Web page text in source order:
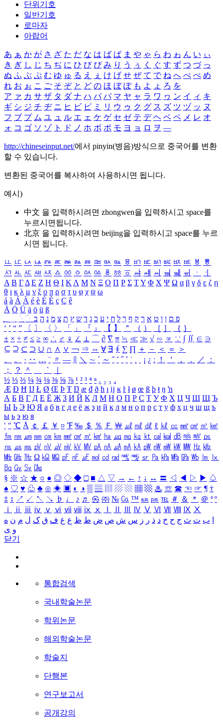
단위기호
일반기호
로마자
아랍어
あ ぁ か が さ ざ た だ な は ば ぱ ま や ゃ ら わ ゎ ん い ぃ
き ぎ し じ ち ぢ に ひ び ぴ み り う ぅ く ぐ す ず つ づ っ
ぬ ふ ぶ ぷ む ゆ ゅ る え ぇ け げ せ ぜ て で ね へ べ ぺ め
れ お ぉ こ ご そ ぞ と ど の ほ ぼ ぽ も よ ょ ろ を
ア ァ カ サ ザ タ ダ ナ ハ バ パ マ ヤ ャ ラ ワ ヮ ン イ ィ キ
ギ シ ジ チ ヂ ニ ヒ ビ ピ ミ リ ウ ゥ ク グ ス ズ ツ ヅ ッ ヌ
フ ブ プ ム ユ ュ ル エ ェ ケ ゲ セ ゼ テ デ ヘ ベ ペ メ レ オ
ォ コ ゴ ソ ゾ ト ド ノ ホ ボ ポ モ ヨ ョ ロ ヲ ―
http://chineseinput.net/에서 pinyin(병음)방식으로 중국어를 변환
할 수 있습니다.
변환된 중국어를 복사하여 사용하시면 됩니다.
예시)
中文 을 입력하시려면 zhongwen을 입력하시고 space를
누르시면됩니다.
北京 을 입력하시려면 beijing을 입력하시고 space를 누르
시면 됩니다.
ㅥ ㅦ ㅧ ㅨ ㅩ ㅪ ㅫ ㅬ ㅭ ㅮ ㅯ ㅰ ㅱ ㅲ ㅳ ㅴ ㅵ ㅶ ㅷ ㅸ
ㅹ
ㅺ ㅻ ㅼ ㅽ ㅾ ㅿ ㆀ ㆁ ㆂ ㆃ ㆄ ㆅ ㆆ ㆇ ㆈ ㆉ ㆊ ㆋ ㆌ ㆍ
ㆎ
Α Β ΓΔ Ε Ζ Η Θ Ι ΚΛ Μ Ν Ξ Ο Π Ρ Σ ΤΥ Φ Χ Ψ Ω α β γ δ ε ζ η
θ ι κ λ μ ν ξ ο π ρ σ τ υ φ χ ψ ω
á à Á À é è É È ç Ç ê
Ä Ö Ü ä ö ü ß
ִֶֹ ֻּ ׁׂ פ ם ן ו ט א ר ק ף ך ל ח י ע כ ג ד ש ץ ת צ מ נ ה ב
‘ ’ “ ” 〔 〕 〈 〉 「 」 『 』 【 】 ＂ （ ） ［ ］ ｛ ｝
± × ÷ ≠ ≤ ≥ ∞ ∴ ♂ ♀ ∠ ⊥ ⌒ ∂ ∇ ≡ ≒ ≪ ≫ √ ∽ ∝ ∵ ∫ ∬ ∈ ∋
⊆ ⊇ ⊂ ⊃ ∪ ∩ ∧ ∨ ￢ ⇒ ⇔ ∀ ∃ ∮ ∑ ∏ ＋ － ＜ ＝
＞
、
。 · ‥ … ¨ 〃 ― ＼ ∼ ´ ～ ˇ ˘ ˝ ˚ ˙ ¸ ¡ ¿ ː ！ ＇ ， ． ／
：
；
？ ＾ ｀
½ ⅓ ⅔ ¼ ¾ ⅛ ⅜ ⅝ ⅞ ¹ ² ³ ⁴ ⁿ ₁ ₂ ₃ ₄
Æ Ð Ħ Ĳ Ł Ø Œ Þ Ŧ Ŋ æ đ ð ħ ı ĳ ĸ ŀ ł ø œ ß þ ŧ ŋ ŉ
А Б В Г Д Е Ё Ж З И Й К Л М Н О П Р С Т У Ф Х Ц Ч Ш Щ Ъ
Ы Ь Э Ю Я а б в г д е ё ж з и й к л м н о п р с т у ф х ц ч ш щ ъ
ы ь э ю я
′ ″ ℃ Å ￠ ￡ ￥ ¤ ℉ ‰ ＄ ％ Ｆ ￦ ㎕ ㎖ ㎗ ℓ ㎘ ㏄ ㎣ ㎤ ㎥ ㎦
㎙ ㎚ ㎛ ㎜ ㎝ ㎞ ㎟ ㎠ ㎡ ㎢ ㏊ ㎍ ㎎ ㎏ ㏏ ㎈ ㎉ ㏈ ㎧ ㎨ ㎰
㎱ ㎲ ㎳ ㎴ ㎵ ㎶ ㎷ ㎸ ㎹ ㎀ ㎁ ㎂ ㎃ ㎄ ㎺ ㎻ ㎽ ㎾ ㎿ ㎐ ㎑
㎒ ㎓ ㎔ Ω ㏀ ㏁ ㎊ ㎋ ㎌ ㏖ ㏅ ㎭ ㎮ ㎯ ㏛ ㎩ ㎪ ㎫ ㎬ ㏝ ㏐
㏓
㏃ ㏉ ㏜ ㏆
§ ※ ☆ ★ ○ ● ◎ ◇ ◆ □ ■ △ ▽ → ← ↑ ↓ ↔ 〓 ◁ ◀ ▷ ▶ ♤
♠ ♡ ♥ ♧ ♣ ⊙ ◈ ▣ ◐ ◑ ▒ ▤ ▨ ▧ ▦ ▩ ♨ ☏ ☎ ☜ ☞ ¶ †
‡ ↕ ↗ ↙ ↖ ↘ ♭ ♩ ♪ ♬ ㉿ ㈜ № ㏇ ™ ㏂ ㏘ ℡ ＃ ＆ ＊ ＠ ª º
ⅰ
ⅱ ⅲ ⅳ ⅴ ⅵ ⅶ ⅷ ⅸ ⅹ Ⅳ Ⅴ Ⅵ Ⅶ Ⅷ Ⅸ Ⅹ
ب ت ث ج ح خ د ذ ر ز س ش ص ض ط ظ ع غ ف ق ک ل م ن ه
و ی
닫기
통합검색
국내학술논문
학위논문
해외학술논문
학술지
단행본
연구보고서
공개강의